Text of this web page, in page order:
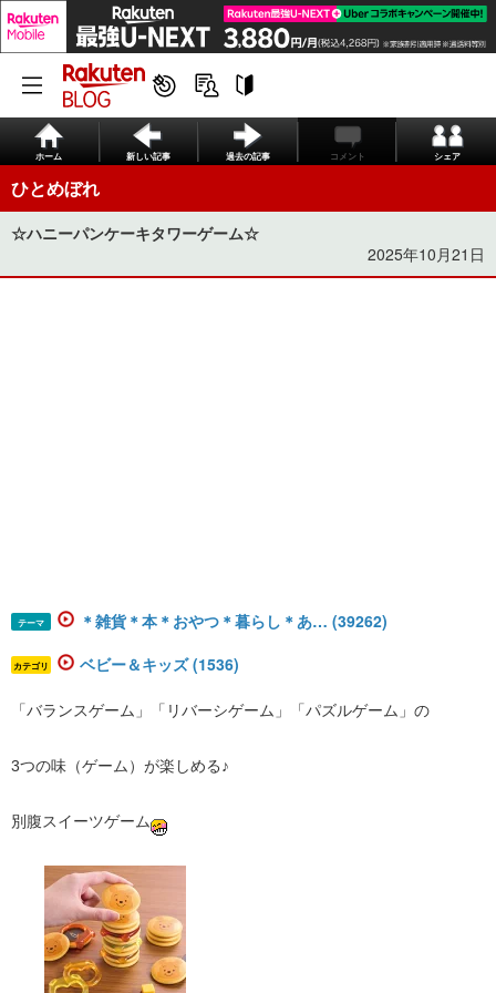
ホーム 新しい記事 過去の記事 コメント シェア
ひとめぼれ
☆ハニーパンケーキタワーゲーム☆
2025年10月21日
テーマ ＊雑貨＊本＊おやつ＊暮らし＊あ… (39262)
カテゴリ ベビー＆キッズ (1536)
「バランスゲーム」「リバーシゲーム」「パズルゲーム」の
3つの味（ゲーム）が楽しめる♪
別腹スイーツゲーム